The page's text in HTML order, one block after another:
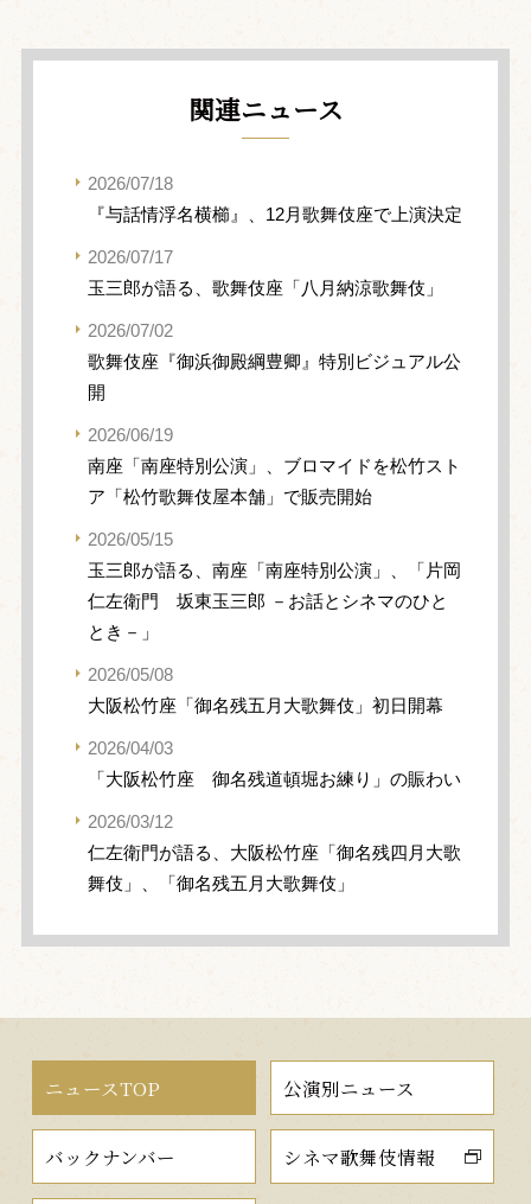
関連ニュース
2026/07/18
『与話情浮名横櫛』、12月歌舞伎座で上演決定
2026/07/17
玉三郎が語る、歌舞伎座「八月納涼歌舞伎」
2026/07/02
歌舞伎座『御浜御殿綱豊卿』特別ビジュアル公
開
2026/06/19
南座「南座特別公演」、ブロマイドを松竹スト
ア「松竹歌舞伎屋本舗」で販売開始
2026/05/15
玉三郎が語る、南座「南座特別公演」、「片岡
仁左衛門 坂東玉三郎 －お話とシネマのひと
とき－」
2026/05/08
大阪松竹座「御名残五月大歌舞伎」初日開幕
2026/04/03
「大阪松竹座 御名残道頓堀お練り」の賑わい
2026/03/12
仁左衛門が語る、大阪松竹座「御名残四月大歌
舞伎」、「御名残五月大歌舞伎」
ニュースTOP 公演別ニュース
バックナンバー シネマ歌舞伎情報